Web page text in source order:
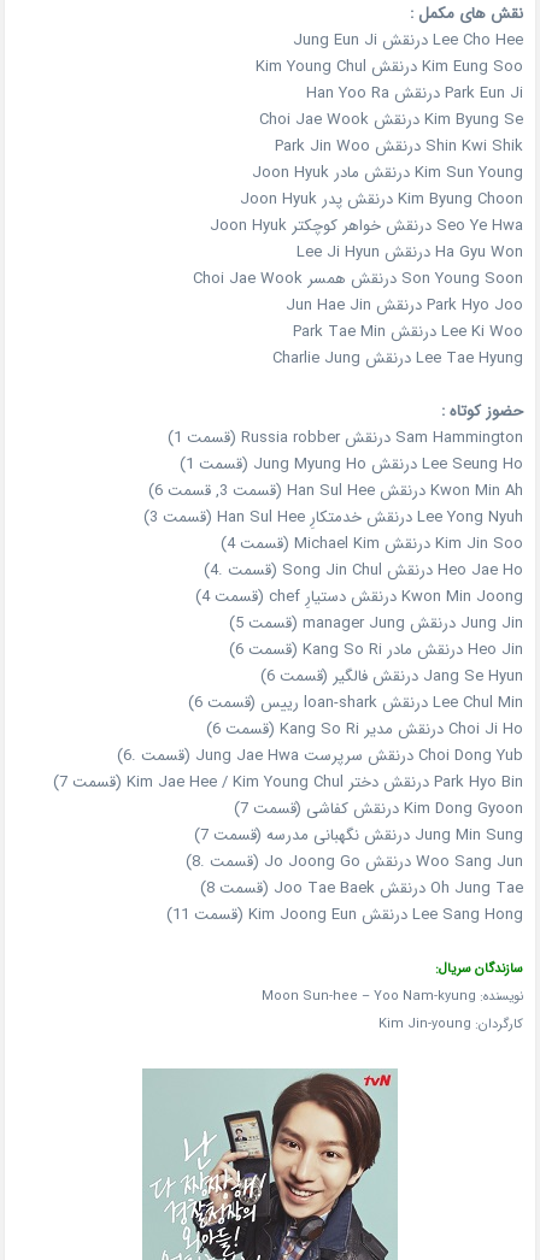
نقش های مکمل :
Lee Cho Hee درنقش Jung Eun Ji
Kim Eung Soo درنقش Kim Young Chul
Park Eun Ji درنقش Han Yoo Ra
Kim Byung Se درنقش Choi Jae Wook
Shin Kwi Shik درنقش Park Jin Woo
Kim Sun Young درنقش مادر Joon Hyuk
Kim Byung Choon درنقش پدر Joon Hyuk
Seo Ye Hwa درنقش خواهر کوچکتر Joon Hyuk
Ha Gyu Won درنقش Lee Ji Hyun
Son Young Soon درنقش همسر Choi Jae Wook
Park Hyo Joo درنقش Jun Hae Jin
Lee Ki Woo درنقش Park Tae Min
Lee Tae Hyung درنقش Charlie Jung
حضوز کوتاه :
Sam Hammington درنقش Russia robber (قسمت 1)
Lee Seung Ho درنقش Jung Myung Ho (قسمت 1)
Kwon Min Ah درنقش Han Sul Hee (قسمت 3, قسمت 6)
Lee Yong Nyuh درنقش خدمتکارِ Han Sul Hee (قسمت 3)
Kim Jin Soo درنقش Michael Kim (قسمت 4)
Heo Jae Ho درنقش Song Jin Chul (قسمت .4)
Kwon Min Joong درنقش دستیارِ chef (قسمت 4)
Jung Jin درنقش manager Jung (قسمت 5)
Heo Jin درنقش مادر Kang So Ri (قسمت 6)
Jang Se Hyun درنقش فالگیر (قسمت 6)
Lee Chul Min درنقش loan-shark رییس (قسمت 6)
Choi Ji Ho درنقش مدیر Kang So Ri (قسمت 6)
Choi Dong Yub درنقش سرپرست Jung Jae Hwa (قسمت .6)
Park Hyo Bin درنقش دختر Kim Jae Hee / Kim Young Chul (قسمت 7)
Kim Dong Gyoon درنقش کفاشی (قسمت 7)
Jung Min Sung درنقش نگهبانی مدرسه (قسمت 7)
Woo Sang Jun درنقش Jo Joong Go (قسمت .8)
Oh Jung Tae درنقش Joo Tae Baek (قسمت 8)
Lee Sang Hong درنقش Kim Joong Eun (قسمت 11)
سازندگان سریال:
نویسنده: Moon Sun-hee – Yoo Nam-kyung
کارگردان: Kim Jin-young